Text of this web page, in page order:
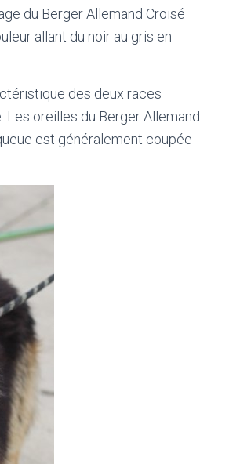
du Berger Allemand Croisé
allant du noir au gris en
des deux races
Les oreilles du Berger Allemand
est généralement coupée